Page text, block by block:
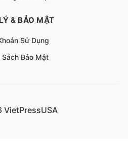
& BẢO MẬT
Sử Dụng
Sách Bảo Mật